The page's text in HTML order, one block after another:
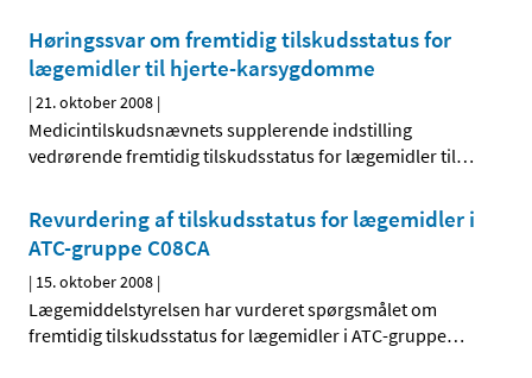
Høringssvar om fremtidig tilskudsstatus for
lægemidler til hjerte-karsygdomme
|21. oktober 2008 |
Medicintilskudsnævnets supplerende indstilling
vedrørende fremtidig tilskudsstatus for lægemidler til…
Revurdering af tilskudsstatus for lægemidler i
ATC-gruppe C08CA
| 15. oktober 2008 |
Lægemiddelstyrelsen har vurderet spørgsmålet om
fremtidig tilskudsstatus for lægemidler i ATC-gruppe…